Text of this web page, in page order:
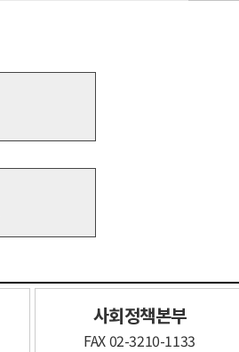
사회정책본부​
FAX 02-3210-1133